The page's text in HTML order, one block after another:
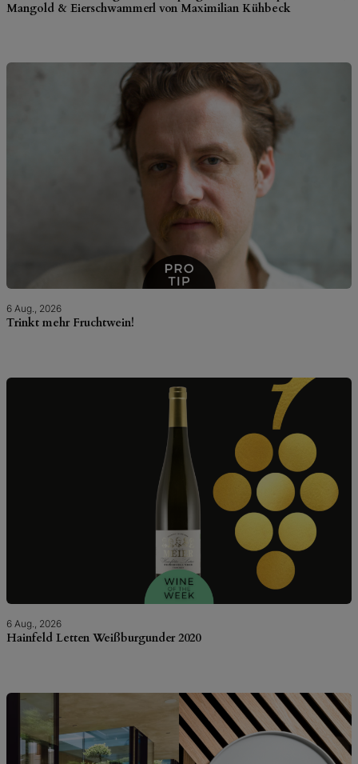
Mangold & Eierschwammerl von Maximilian Kühbeck
6 Aug., 2026
Trinkt mehr Fruchtwein!
6 Aug., 2026
Hainfeld Letten Weißburgunder 2020